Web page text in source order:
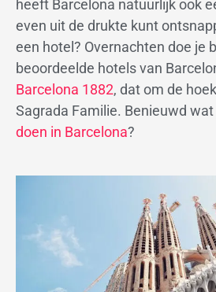
heeft Barcelona natuurlijk ook
even uit de drukte kunt
een hotel? Overnachten doe je
beoordeelde hotels van
Barcelona 1882, dat om de
Sagrada Familie. Benieuwd
doen in Barcelona?